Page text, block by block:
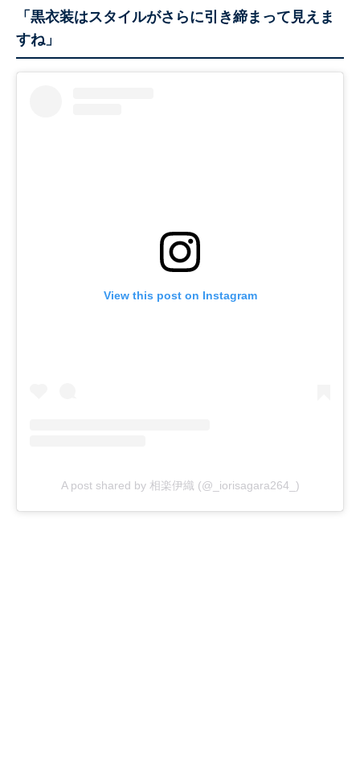
「黒衣装はスタイルがさらに引き締まって見えま
すね」
View this post on Instagram
A post shared by 相楽伊織 (@_iorisagara264_)